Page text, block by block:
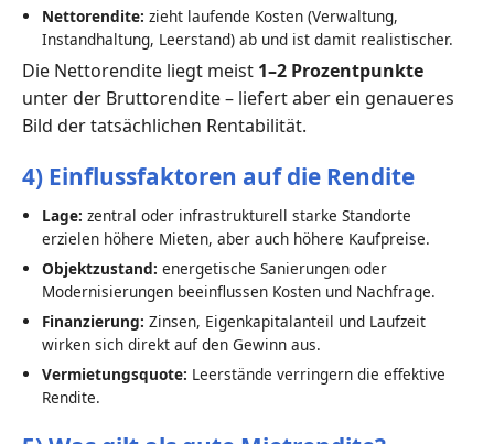
Nettorendite: zieht laufende Kosten (Verwaltung,
Instandhaltung, Leerstand) ab und ist damit realistischer.
Die Nettorendite liegt meist 1–2 Prozentpunkte
unter der Bruttorendite – liefert aber ein genaueres
Bild der tatsächlichen Rentabilität.
4) Einflussfaktoren auf die Rendite
Lage: zentral oder infrastrukturell starke Standorte
erzielen höhere Mieten, aber auch höhere Kaufpreise.
Objektzustand: energetische Sanierungen oder
Modernisierungen beeinflussen Kosten und Nachfrage.
Finanzierung: Zinsen, Eigenkapitalanteil und Laufzeit
wirken sich direkt auf den Gewinn aus.
Vermietungsquote: Leerstände verringern die effektive
Rendite.